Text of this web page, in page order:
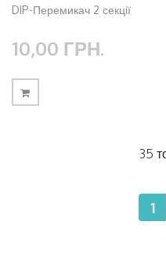
DIP-Перемикач 2 секції
10,00 ГРН.
35
1